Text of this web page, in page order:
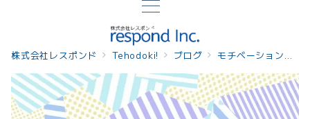
株式会社レスポンド Tehodoki! ブログ モチベーション